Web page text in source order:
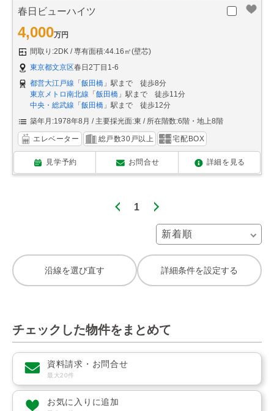
春日ビューハイツ
4,000万円
間取り:2DK
専有面積:44.16㎡(壁芯)
東京都文京区春日2丁目1-6
都営大江戸線 「 飯田橋 」駅まで 徒歩8分
東京メトロ南北線 「 飯田橋 」駅まで 徒歩11分
中央・総武線 「 飯田橋 」駅まで 徒歩12分
築年月:1978年8月
主要採光面:東 所在階数:6階・地上8階
エレベーター 総戸数30戸以上 宅配BOX
見学予約 お問合せ 詳細を見る
1
沿線を選び直す 詳細条件を設定する
チェックした物件をまとめて
資料請求・お問合せ
最大20件
お気に入りに追加